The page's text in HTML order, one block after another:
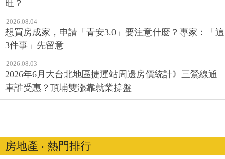
旺？
2026.08.04
想買房成家，申請「青安3.0」要注意什麼？專家：「這
3件事」先留意
2026.08.03
2026年6月大台北地區捷運站周邊房價統計》三鶯線通
車誰受惠？頂埔雙漲靠就業撐盤
房地產 ‧ 熱門排行